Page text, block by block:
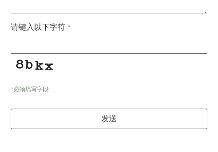
请键入以下字符 *
*必须填写字段
发送